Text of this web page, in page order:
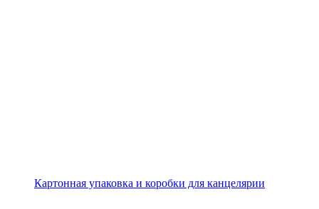
Картонная упаковка и коробки для канцелярии